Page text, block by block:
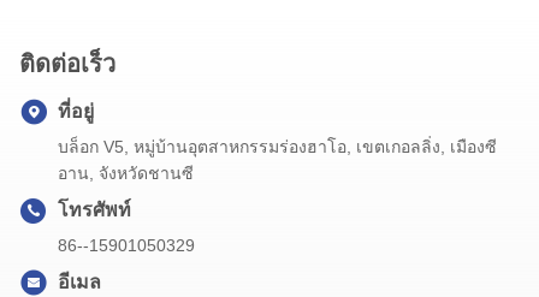
ติดต่อเร็ว
ที่อยู่
บล็อก V5, หมู่บ้านอุตสาหกรรมร่องฮาโอ, เขตเกอลลิ่ง, เมืองซี
อาน, จังหวัดชานซี
โทรศัพท์
86--15901050329
อีเมล